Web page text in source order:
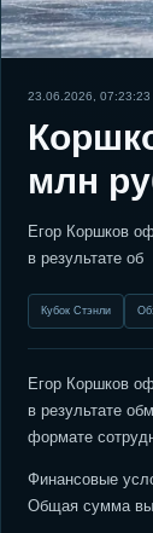
23.06.2026, 07:23:23
млн
Егор Коршков
в результате об
Кубок Стэнли
Егор Коршков
в результате
формате
Финансовые
Общая сумма